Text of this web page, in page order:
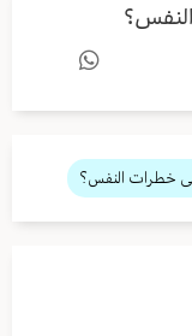
خطرات النفس؟